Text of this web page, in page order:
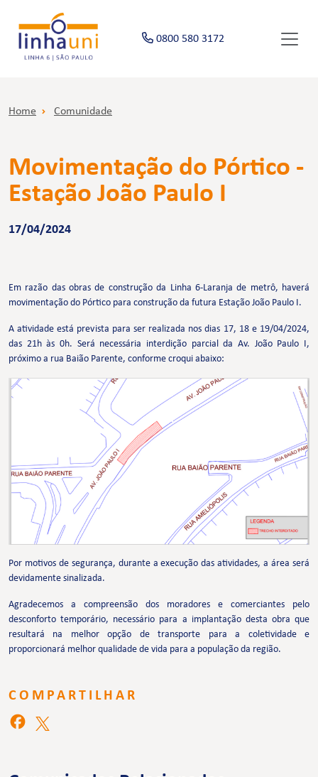
0800 580 3172
Home Comunidade
Movimentação do Pórtico -
Estação João Paulo I
17/04/2024
Em razão das obras de construção da Linha 6-Laranja de metrô, haverá
movimentação do Pórtico para construção da futura Estação João Paulo I.
A atividade está prevista para ser realizada nos dias 17, 18 e 19/04/2024,
das 21h às 0h. Será necessária interdição parcial da Av. João Paulo I,
próximo a rua Baião Parente, conforme croqui abaixo:
Por motivos de segurança, durante a execução das atividades, a área será
devidamente sinalizada.
Agradecemos a compreensão dos moradores e comerciantes pelo
desconforto temporário, necessário para a implantação desta obra que
resultará na melhor opção de transporte para a coletividade e
proporcionará melhor qualidade de vida para a população da região.
COMPARTILHAR